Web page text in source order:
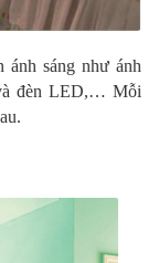
ánh sáng như ánh
đèn LED,… Mỗi